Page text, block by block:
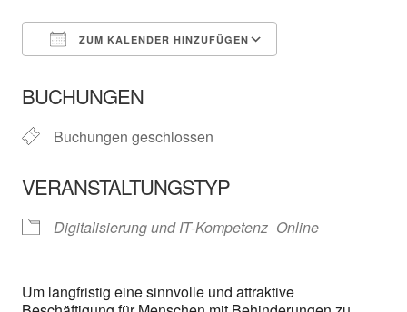
ZUM KALENDER HINZUFÜGEN
BUCHUNGEN
Buchungen geschlossen
VERANSTALTUNGSTYP
Digitalisierung und IT-Kompetenz Online
Um langfristig eine sinnvolle und attraktive